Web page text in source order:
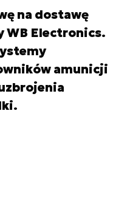
na dostawę
WB Electronics.
amunicji